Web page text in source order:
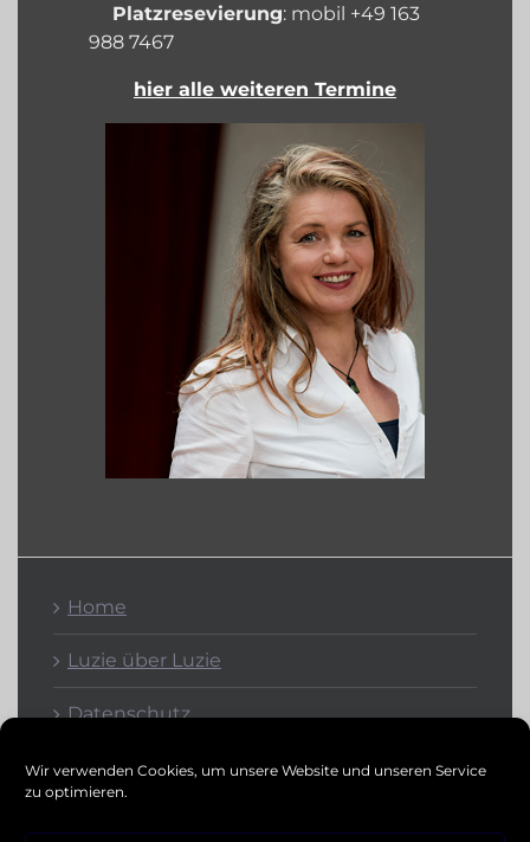
Wir verwenden Cookies, um unsere Website und unseren Service
zu optimieren.
Platzresevierung: mobil +49 163
988 7467
hier alle weiteren Termine
Home
Luzie über Luzie
Datenschutz
Kontakt